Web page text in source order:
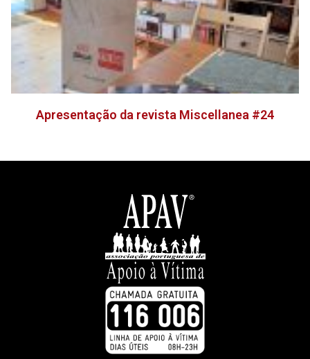
Apresentação da revista Miscellanea #24